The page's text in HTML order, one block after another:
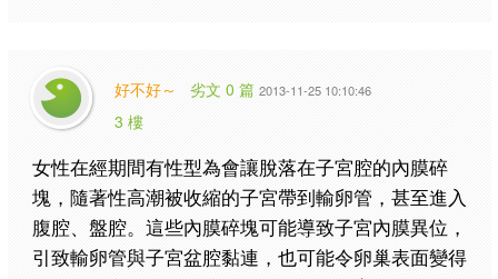
好不好～ 劣文 0 篇 2013-11-25 10:10:46
3 樓
女性在經期間有性型為會讓脫落在子宮腔的內膜碎
塊，隨著性高潮被收縮的子宮帶到輸卵管，甚至進入
腹腔、盤腔。這些內膜碎塊可能導致子宮內膜異位，
引致輸卵管與子宮盆腔黏連，也可能令卵巢表面變得